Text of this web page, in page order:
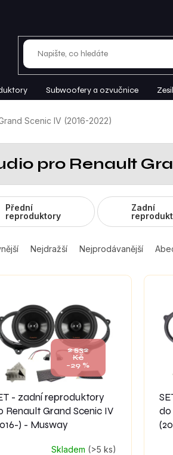
Subwoofery a ozvučnice
Scenic IV (2016-2022)
pro Renault
Přední
reproduktory
Zadní
Nejdražší Nejprodávanější
2 532
Kč
–29 %
- zadní reproduktory
Renault Grand Scenic IV
) - Musway
Skladem (>5 ks)
do